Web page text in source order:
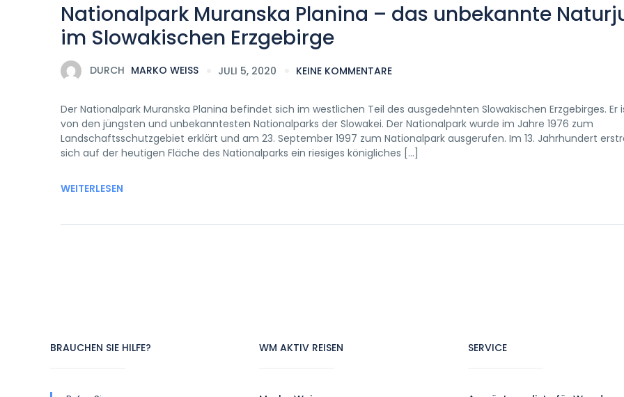
Nationalpark Muranska Planina – das unbekannte
im Slowakischen Erzgebirge
DURCH MARKO WEISS JULI 5, 2020 KEINE KOMMENTARE
Der Nationalpark Muranska Planina befindet sich im westlichen Teil des ausgedehnten Slowakischen Erzgebirges. Er
von den jüngsten und unbekanntesten Nationalparks der Slowakei. Der Nationalpark wurde im Jahre 1976 zum
Landschaftsschutzgebiet erklärt und am 23. September 1997 zum Nationalpark ausgerufen. Im 13. Jahrhundert
sich auf der heutigen Fläche des Nationalparks ein riesiges königliches […]
WEITERLESEN
BRAUCHEN SIE HILFE? WM AKTIV REISEN SERVICE